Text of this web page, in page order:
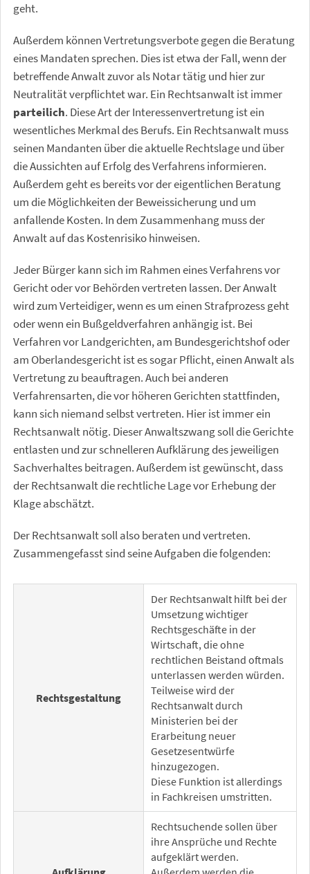
geht.
Außerdem können Vertretungsverbote gegen die Beratung
eines Mandaten sprechen. Dies ist etwa der Fall, wenn der
betreffende Anwalt zuvor als Notar tätig und hier zur
Neutralität verpflichtet war. Ein Rechtsanwalt ist immer
parteilich. Diese Art der Interessenvertretung ist ein
wesentliches Merkmal des Berufs. Ein Rechtsanwalt muss
seinen Mandanten über die aktuelle Rechtslage und über
die Aussichten auf Erfolg des Verfahrens informieren.
Außerdem geht es bereits vor der eigentlichen Beratung
um die Möglichkeiten der Beweissicherung und um
anfallende Kosten. In dem Zusammenhang muss der
Anwalt auf das Kostenrisiko hinweisen.
Jeder Bürger kann sich im Rahmen eines Verfahrens vor
Gericht oder vor Behörden vertreten lassen. Der Anwalt
wird zum Verteidiger, wenn es um einen Strafprozess geht
oder wenn ein Bußgeldverfahren anhängig ist. Bei
Verfahren vor Landgerichten, am Bundesgerichtshof oder
am Oberlandesgericht ist es sogar Pflicht, einen Anwalt als
Vertretung zu beauftragen. Auch bei anderen
Verfahrensarten, die vor höheren Gerichten stattfinden,
kann sich niemand selbst vertreten. Hier ist immer ein
Rechtsanwalt nötig. Dieser Anwaltszwang soll die Gerichte
entlasten und zur schnelleren Aufklärung des jeweiligen
Sachverhaltes beitragen. Außerdem ist gewünscht, dass
der Rechtsanwalt die rechtliche Lage vor Erhebung der
Klage abschätzt.
Der Rechtsanwalt soll also beraten und vertreten.
Zusammengefasst sind seine Aufgaben die folgenden:
Rechtsgestaltung
Der Rechtsanwalt hilft bei der
Umsetzung wichtiger
Rechtsgeschäfte in der
Wirtschaft, die ohne
rechtlichen Beistand oftmals
unterlassen werden würden.
Teilweise wird der
Rechtsanwalt durch
Ministerien bei der
Erarbeitung neuer
Gesetzesentwürfe
hinzugezogen.
Diese Funktion ist allerdings
in Fachkreisen umstritten.
Rechtsuchende sollen über
ihre Ansprüche und Rechte
aufgeklärt werden.